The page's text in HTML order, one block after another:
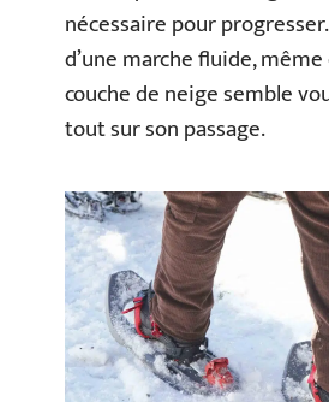
nécessaire pour
d’une marche fluide,
couche de neige semble
tout sur son passage.